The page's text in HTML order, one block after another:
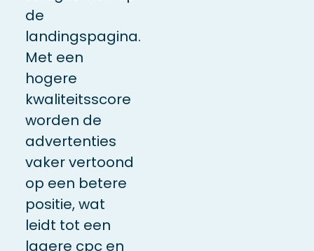
de
landingspagina.
Met een
hogere
kwaliteitsscore
worden de
advertenties
vaker vertoond
op een betere
positie, wat
leidt tot een
lagere cpc en